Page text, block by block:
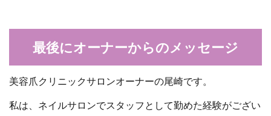
最後にオーナーからのメッセージ
美容爪クリニックサロンオーナーの尾崎です。
私は、ネイルサロンでスタッフとして勤めた経験がござい